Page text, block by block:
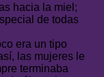
hacia la miel;
de todas
era un tipo
las mujeres le
terminaba